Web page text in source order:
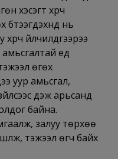
хэсэгт хүрч
нь
хүрч үйлчилдгээрээ
үед
өгөх
уур амьсгал,
үүдэж арьсанд
байна.
залуу төрхөө
тэжээл өгч байх